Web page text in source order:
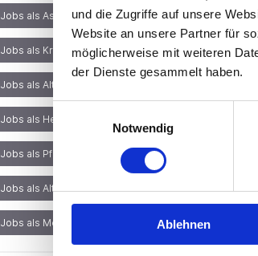
und die Zugriffe auf unsere
Website an unsere Partner für
möglicherweise mit weiteren
der Dienste gesammelt haben.
Einwilligungsauswahl
Notwendig
Ablehnen
Jobs als Assistenzarzt
Jobs als Krankenpfleger
Jobs als Altenpfleger
Jobs als Heilerziehungspfleger
Jobs als Pflegehelfer
Jobs als Altenpflegehelfer
Jobs als Medizinische Fachangestellte